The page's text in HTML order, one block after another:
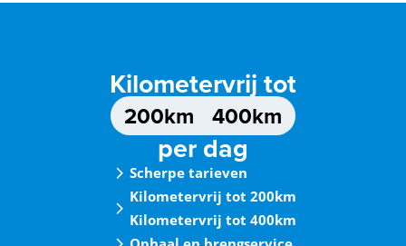
Kilometervrij tot
200km 400km
per dag
Scherpe tarieven
Kilometervrij tot 200km
Kilometervrij tot 400km